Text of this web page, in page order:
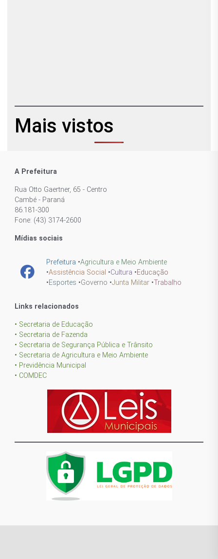
Mais vistos
A Prefeitura
Rua Otto Gaertner, 65 - Centro
Cambé - Paraná
86.181-300
Fone: (43) 3174-2600
Mídias sociais
Prefeitura •Agricultura e Meio Ambiente
•Assistência Social •Cultura •Educação
•Esportes •Governo •Junta Militar •Trabalho
Links relacionados
• Secretaria de Educação
• Secretaria de Fazenda
• Secretaria de Segurança Pública e Trânsito
• Secretaria de Agricultura e Meio Ambiente
• Previdência Municipal
• COMDEC